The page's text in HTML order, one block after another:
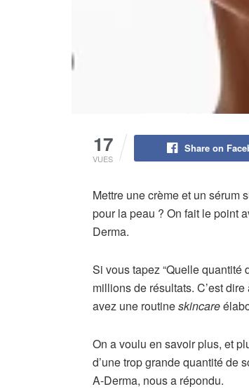
17
VUES
Share on
Mettre une crème et un sérum
pour la peau ? On fait le point
Derma.
Si vous tapez “Quelle quantité
millions de résultats. C’est
avez une routineskincare
On a voulu en savoir plus, et
d’une trop grande quantité de
A-Derma, nous a répondu.